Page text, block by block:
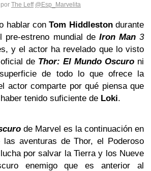
The Leff @Esp_Marvelita
hablar conTom Hiddlestondurante
pre-estreno mundial de Iron Man3
y el actor ha revelado que lo visto
de Thor: El Mundo Oscuro ni
de todo lo que ofrece la
actor comparte por qué piensa que
tenido suficiente de Loki.
de Marvel es la continuación en
las aventuras de Thor, el Poderoso
por salvar la Tierra y los Nueve
enemigo que es anterior al